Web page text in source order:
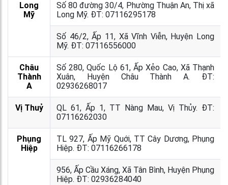
Long
Mỹ
Số 80 đường 30/4, Phường Thuận An, Thị xã
Long Mỹ. ĐT: 07116295178
Số 46/2, Ấp 11, Xã Vĩnh Viễn, Huyện Long
Mỹ. ĐT: 07116556000
Châu
Thành
A
Số 280, Quốc Lộ 61, Ấp Xẻo Cao, Xã Thạnh
Xuân, Huyện Châu Thành A. ĐT:
02936268017
Vị Thuỷ
QL 61, Ấp 1, TT Nàng Mau, Vị Thủy. ĐT:
07116262030
Phụng
Hiệp
TL 927, Ấp Mỹ Quới, TT Cây Dương, Phụng
Hiệp. ĐT: 07116266178
956, Ấp Cầu Xáng, Xã Tân Bình, Huyện Phụng
Hiệp. ĐT: 02936284040